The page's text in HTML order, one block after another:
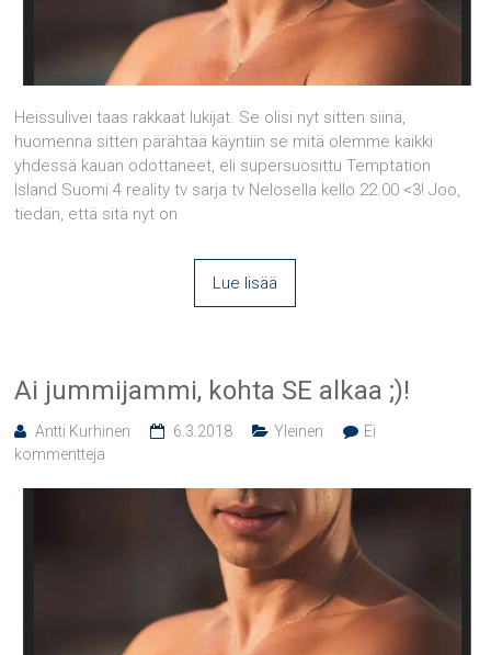
Heissulivei taas rakkaat lukijat. Se olisi nyt sitten siinä,
huomenna sitten pärähtää käyntiin se mitä olemme kaikki
yhdessä kauan odottaneet, eli supersuosittu Temptation
Island Suomi 4 reality tv sarja tv Nelosella kello 22.00 <3! Joo,
tiedän, että sitä nyt on
Lue lisää
Ai jummijammi, kohta SE alkaa ;)!
Antti Kurhinen 6.3.2018 Yleinen
Ei
kommentteja